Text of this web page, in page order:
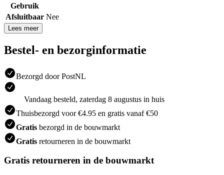
Gebruik
Afsluitbaar Nee
Lees meer
Bestel- en bezorginformatie
Bezorgd door PostNL
Vandaag besteld, zaterdag 8 augustus in huis
Thuisbezorgd voor €4.95 en gratis vanaf €50
Gratis bezorgd in de bouwmarkt
Gratis retourneren in de bouwmarkt
Gratis retourneren in de bouwmarkt